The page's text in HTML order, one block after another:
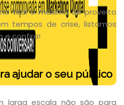
tirar o máximo de proveito
tempos de crise, listamos
e confira!
ajudar o seu público
larga escala não são para